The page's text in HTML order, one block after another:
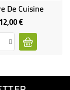
De Cuisine
12,00 €Prix